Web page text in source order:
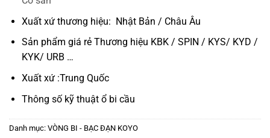
Xuất xứ thương hiệu: Nhật Bản / Châu Âu
Sản phẩm giá rẻ Thương hiệu KBK / SPIN / KYS/ KYD /
KYK/ URB …
Xuất xứ :Trung Quốc
Thông số kỹ thuậtổ bi cầu
Danh mục: VÒNG BI - BẠC ĐẠN KOYO